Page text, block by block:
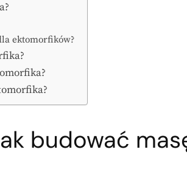
ektomorfików?
budować